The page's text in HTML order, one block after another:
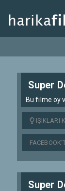
Super
Bu filme oy
IŞIKLARI
Super